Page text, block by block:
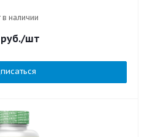
в наличии
/шт